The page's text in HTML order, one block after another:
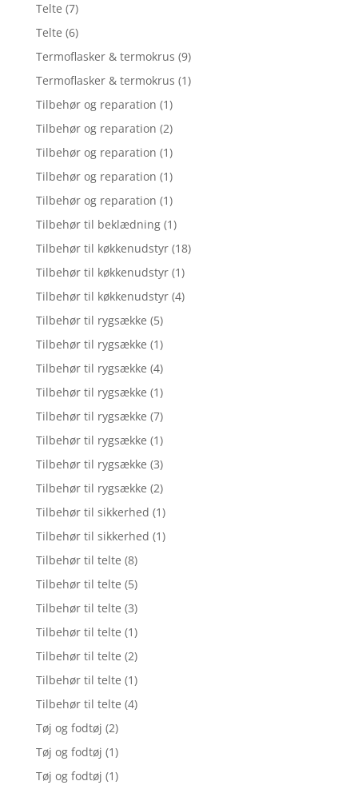
Telte (7)
Telte (6)
Termoflasker & termokrus (9)
Termoflasker & termokrus (1)
Tilbehør og reparation (1)
Tilbehør og reparation (2)
Tilbehør og reparation (1)
Tilbehør og reparation (1)
Tilbehør og reparation (1)
Tilbehør til beklædning (1)
Tilbehør til køkkenudstyr (18)
Tilbehør til køkkenudstyr (1)
Tilbehør til køkkenudstyr (4)
Tilbehør til rygsække (5)
Tilbehør til rygsække (1)
Tilbehør til rygsække (4)
Tilbehør til rygsække (1)
Tilbehør til rygsække (7)
Tilbehør til rygsække (1)
Tilbehør til rygsække (3)
Tilbehør til rygsække (2)
Tilbehør til sikkerhed (1)
Tilbehør til sikkerhed (1)
Tilbehør til telte (8)
Tilbehør til telte (5)
Tilbehør til telte (3)
Tilbehør til telte (1)
Tilbehør til telte (2)
Tilbehør til telte (1)
Tilbehør til telte (4)
Tøj og fodtøj (2)
Tøj og fodtøj (1)
Tøj og fodtøj (1)